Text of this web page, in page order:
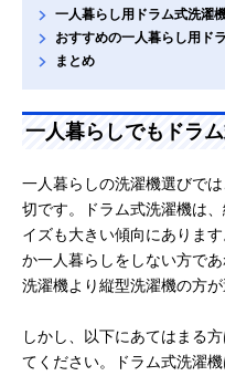
一人暮らし用ドラム式洗濯
おすすめの一人暮らし用ド
まとめ
一人暮らしでもドラ
一人暮らしの洗濯機選びで
切です。ドラム式洗濯機は
イズも大きい傾向にありま
か一人暮らしをしない方で
洗濯機より縦型洗濯機の方
しかし、以下にあてはまる
てください。ドラム式洗濯